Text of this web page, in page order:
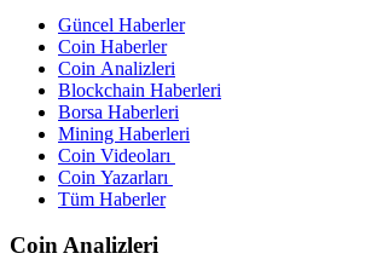
Güncel Haberler
Coin Haberler
Coin Analizleri
Blockchain Haberleri
Borsa Haberleri
Mining Haberleri
Coin Videoları
Coin Yazarları
Tüm Haberler
Coin Analizleri